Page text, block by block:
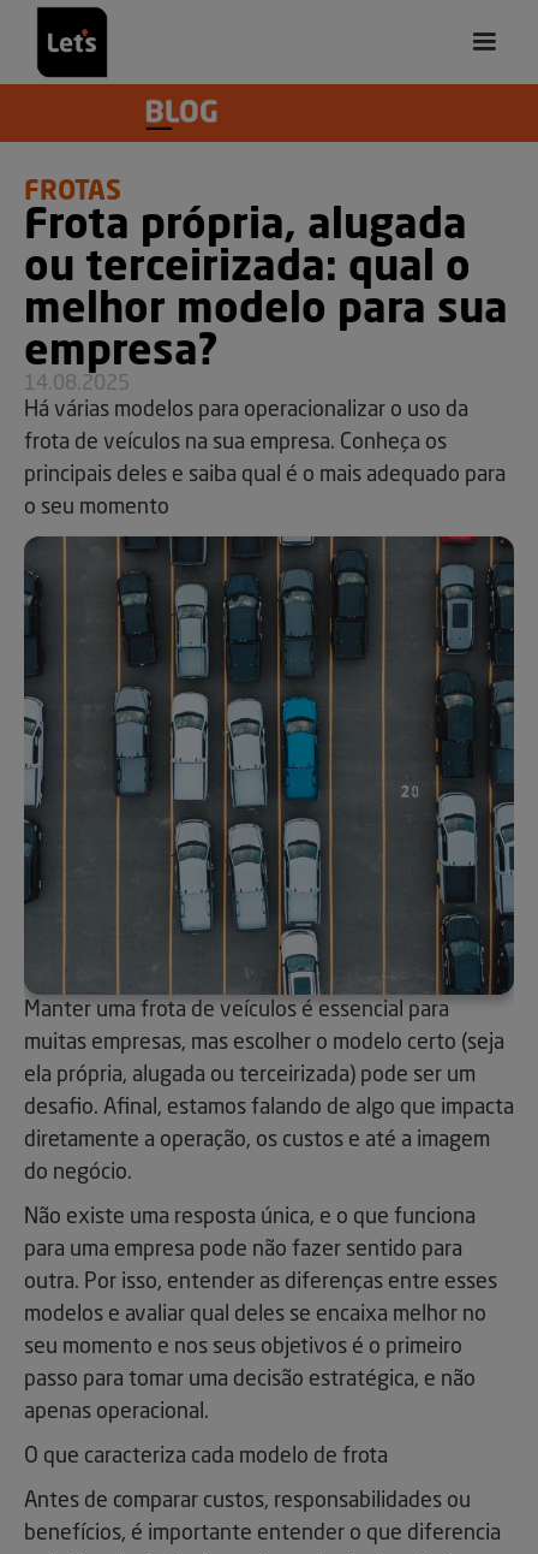
FROTAS
Frota própria, alugada
ou terceirizada: qual o
melhor modelo para sua
empresa?
14.08.2025
Há várias modelos para operacionalizar o uso da
frota de veículos na sua empresa. Conheça os
principais deles e saiba qual é o mais adequado para
o seu momento
Manter uma frota de veículos é essencial para
muitas empresas, mas escolher o modelo certo (seja
ela própria, alugada ou terceirizada) pode ser um
desafio. Afinal, estamos falando de algo que impacta
diretamente a operação, os custos e até a imagem
do negócio.
Não existe uma resposta única, e o que funciona
para uma empresa pode não fazer sentido para
outra. Por isso, entender as diferenças entre esses
modelos e avaliar qual deles se encaixa melhor no
seu momento e nos seus objetivos é o primeiro
passo para tomar uma decisão estratégica, e não
apenas operacional.
O que caracteriza cada modelo de frota
Antes de comparar custos, responsabilidades ou
benefícios, é importante entender o que diferencia